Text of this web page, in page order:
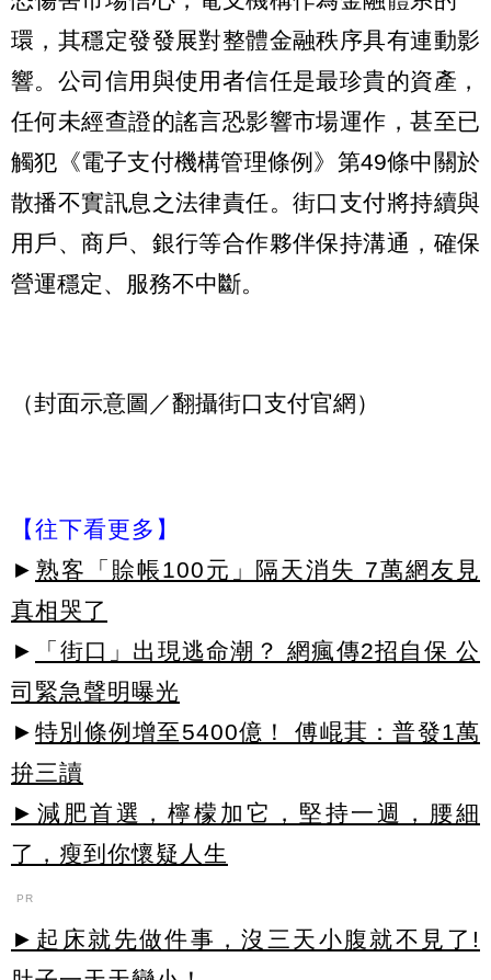
環，其穩定發發展對整體金融秩序具有連動影
響。公司信用與使用者信任是最珍貴的資產，
任何未經查證的謠言恐影響市場運作，甚至已
觸犯《電子支付機構管理條例》第49條中關於
散播不實訊息之法律責任。街口支付將持續與
用戶、商戶、銀行等合作夥伴保持溝通，確保
營運穩定、服務不中斷。
（封面示意圖／翻攝街口支付官網）
【往下看更多】
► 熟客「賒帳100元」隔天消失 7萬網友見
真相哭了
►
「街口」出現逃命潮？ 網瘋傳2招自保 公
司緊急聲明曝光
► 特別條例增至5400億！ 傅崐萁：普發1萬
拚三讀
►減肥首選，檸檬加它，堅持一週，腰細
了，瘦到你懷疑人生
PR
►起床就先做件事，沒三天小腹就不見了!